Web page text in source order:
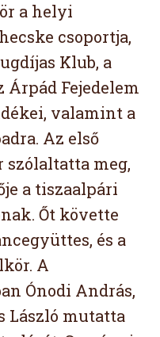
a helyi
csoportja,
Klub, a
Árpád Fejedelem
valamint a
Az első
szólaltatta meg,
a tiszaalpári
Őt követte
és a
A
Ónodi András,
László mutatta